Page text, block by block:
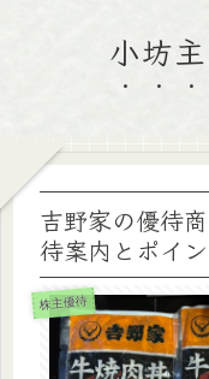
小坊
吉野家の優待
待案内とポイ
株主優待